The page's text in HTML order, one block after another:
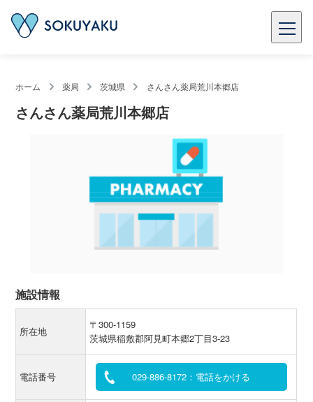
ホーム 薬局 茨城県 さんさん薬局荒川本郷店
さんさん薬局荒川本郷店
施設情報
所在地
〒300-1159
茨城県稲敷郡阿見町本郷2丁目3-23
電話番号 029-886-8172：電話をかける